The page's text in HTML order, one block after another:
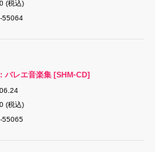
(税込)
55064
バレエ音楽集 [SHM-CD]
(税込)
55065